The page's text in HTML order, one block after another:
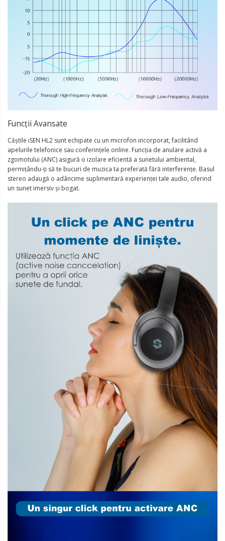
Funcții Avansate
Căștile iSEN HL2 sunt echipate cu un microfon incorporat, facilitând
apelurile telefonice sau conferințele online. Funcția de anulare activă a
zgomotului (ANC) asigură o izolare eficientă a sunetului ambiental,
permițându-ți să te bucuri de muzica ta preferată fără interferențe. Basul
stereo adaugă o adâncime suplimentară experienței tale audio, oferind
un sunet imersiv și bogat.